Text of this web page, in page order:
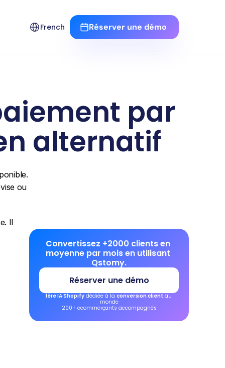
Select Language
French Réserver une démo
par
alternatif
ou
Il
Convertissez +2000 clients en
moyenne par mois en utilisant
Qstomy.
Réserver une démo
1ère IA Shopify dédiée à la conversion client au
monde
200+ ecommerçants accompagnés